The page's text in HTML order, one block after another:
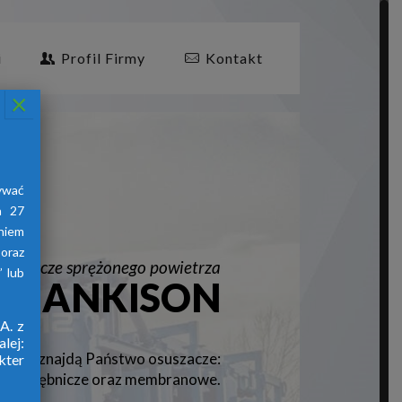
Profil Firmy Kontakt
sprężonego powietrza
HANKISON
znajdą Państwo osuszacze:
ziębnicze oraz membranowe.
27
lub
z
×